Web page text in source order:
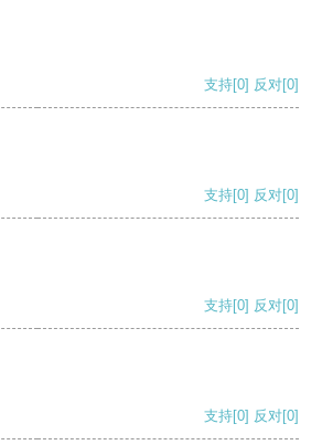
支持[0] 反对[0]
支持[0] 反对[0]
支持[0] 反对[0]
支持[0] 反对[0]